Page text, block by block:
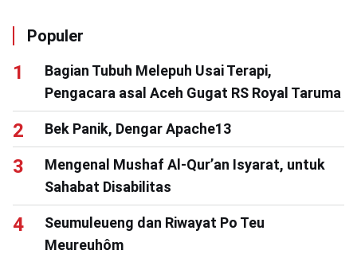
Populer
Bagian Tubuh Melepuh Usai Terapi,
Pengacara asal Aceh Gugat RS Royal Taruma
Bek Panik, Dengar Apache13
Mengenal Mushaf Al-Qur’an Isyarat, untuk
Sahabat Disabilitas
Seumuleueng dan Riwayat Po Teu
Meureuhôm